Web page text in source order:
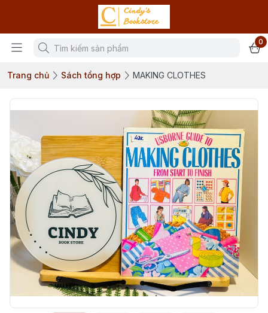
0
Trang chủ Sách tổng hợp MAKING CLOTHES